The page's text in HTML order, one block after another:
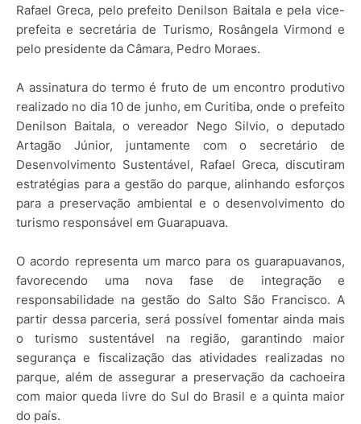
Rafael Greca, pelo prefeito Denilson Baitala e pela vice-
prefeita e secretária de Turismo, Rosângela Virmond e
pelo presidente da Câmara, Pedro Moraes.
A assinatura do termo é fruto de um encontro produtivo
realizado no dia 10 de junho, em Curitiba, onde o prefeito
Denilson Baitala, o vereador Nego Silvio, o deputado
Artagão Júnior, juntamente com o secretário de
Desenvolvimento Sustentável, Rafael Greca, discutiram
estratégias para a gestão do parque, alinhando esforços
para a preservação ambiental e o desenvolvimento do
turismo responsável em Guarapuava.
O acordo representa um marco para os guarapuavanos,
favorecendo uma nova fase de integração e
responsabilidade na gestão do Salto São Francisco. A
partir dessa parceria, será possível fomentar ainda mais
o turismo sustentável na região, garantindo maior
segurança e fiscalização das atividades realizadas no
parque, além de assegurar a preservação da cachoeira
com maior queda livre do Sul do Brasil e a quinta maior
do país.